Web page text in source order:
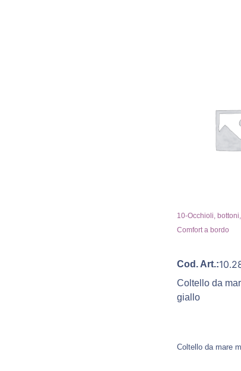
10-Occhioli,
Comfort a bordo
Cod. Art.:
Coltello da
giallo
Coltello da mare